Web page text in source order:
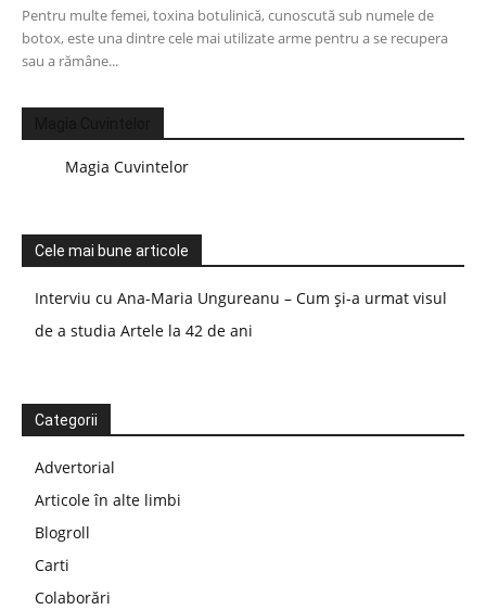
Pentru multe femei, toxina botulinică, cunoscută sub numele de
botox, este una dintre cele mai utilizate arme pentru a se recupera
sau a rămâne...
Magia Cuvintelor
Cele mai bune articole
Interviu cu Ana-Maria Ungureanu – Cum și-a urmat visul
de a studia Artele la 42 de ani
Categorii
Advertorial
Articole în alte limbi
Blogroll
Carti
Colaborări